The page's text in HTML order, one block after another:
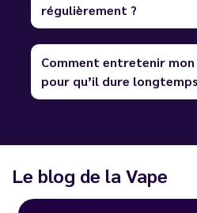
régulièrement ?
Comment entretenir
pour qu’il dure
Le blog de la Vape